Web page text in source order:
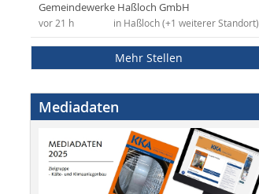
Gemeindewerke Haßloch GmbH
in Haßloch (+1 weiterer Standort)
vor 21 h
Mehr Stellen
Mediadaten